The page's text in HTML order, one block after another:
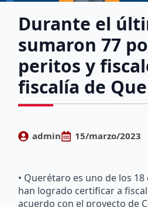
Durante el
sumaron 77
peritos y
fiscalía de
admin 15/marzo/2023
• Querétaro es uno de los
han logrado certificar a
acuerdo con el proyecto de